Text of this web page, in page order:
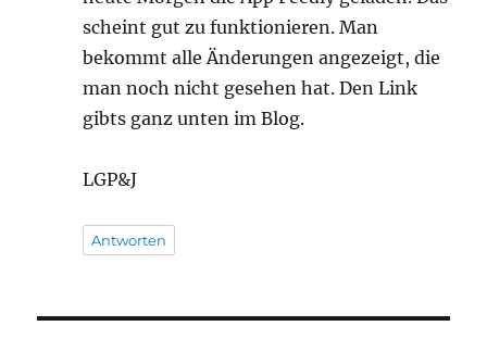
scheint gut zu funktionieren. Man
bekommt alle Änderungen angezeigt, die
man noch nicht gesehen hat. Den Link
gibts ganz unten im Blog.
LGP&J
Antworten